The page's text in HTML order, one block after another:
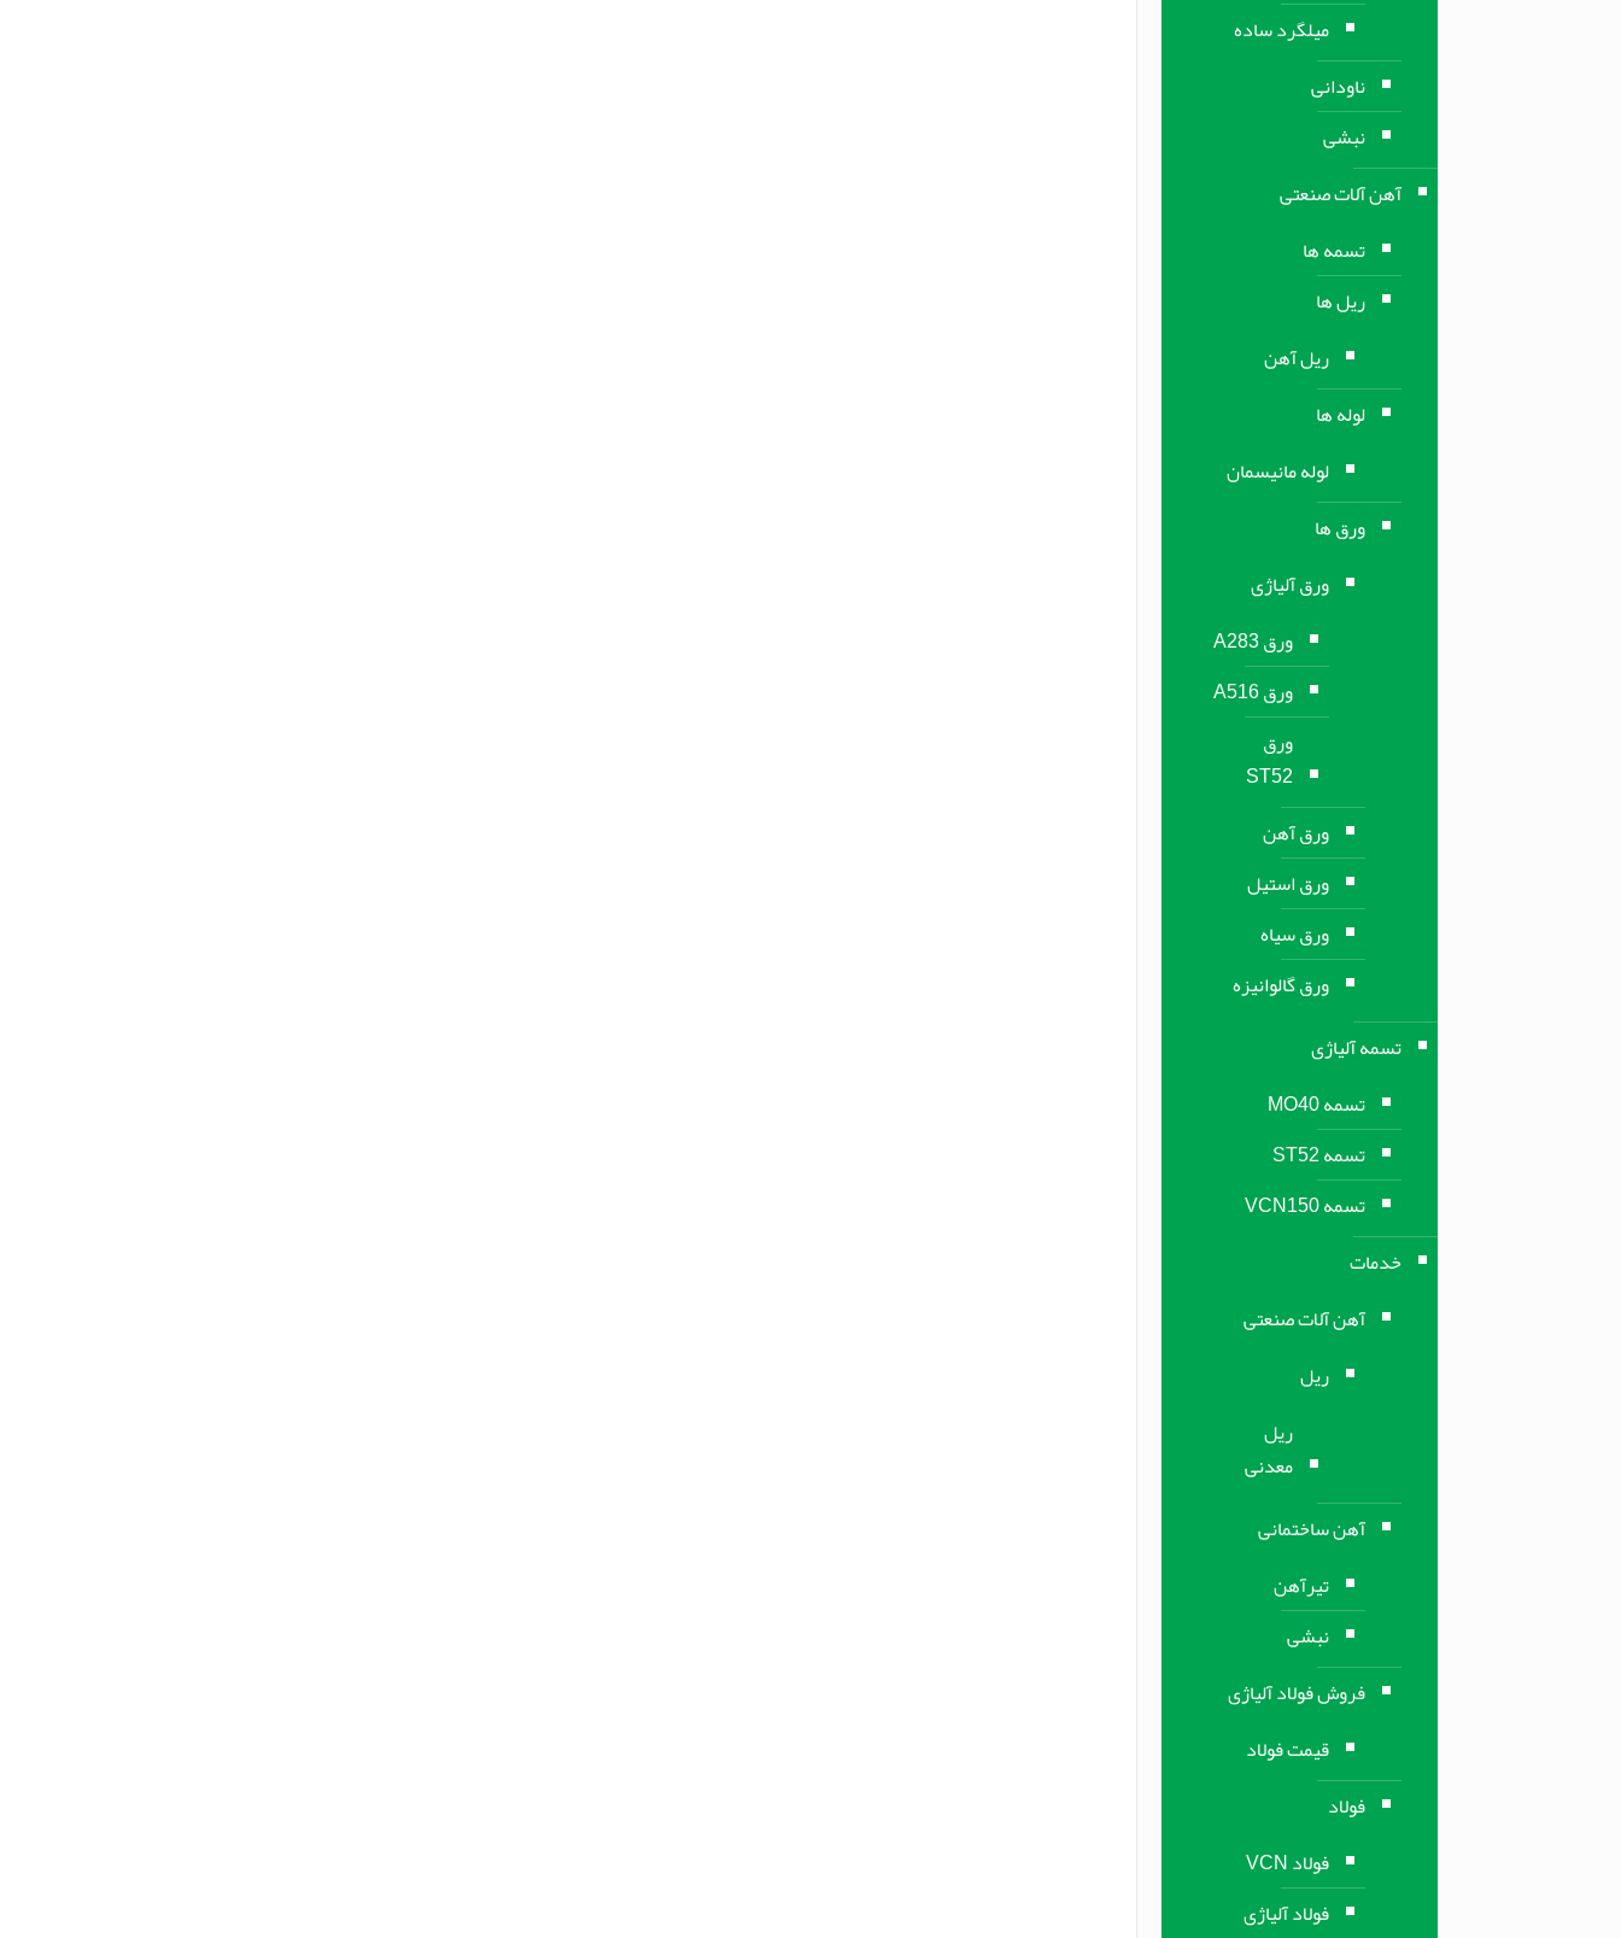
میلگرد ساده
ناودانی
نبشی
آهن آلات صنعتی
تسمه ها
ریل ها
ریل آهن
لوله ها
لوله مانیسمان
ورق ها
ورق آلیاژی
ورق A283
ورق A516
ورق
ST52
ورق آهن
ورق استیل
ورق سیاه
ورق گالوانیزه
تسمه آلیاژی
تسمه MO40
تسمه ST52
تسمه VCN150
خدمات
آهن آلات صنعتی
ریل
ریل
معدنی
آهن ساختمانی
تیرآهن
نبشی
فروش فولاد آلیاژی
قیمت فولاد
فولاد
فولاد VCN
فولاد آلیاژی